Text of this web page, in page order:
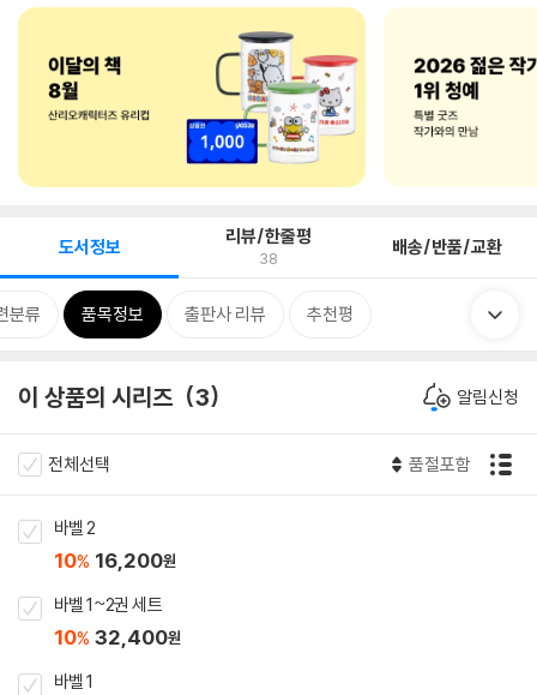
도서정보 리뷰/한줄평
38 배송/반품/교환
분류 품목정보 출판사 리뷰 추천평
이 상품의 시리즈 3 알림신청
전체선택 품절포함
바벨 2
10% 16,200원
바벨 1~2권 세트
10% 32,400원
바벨 1